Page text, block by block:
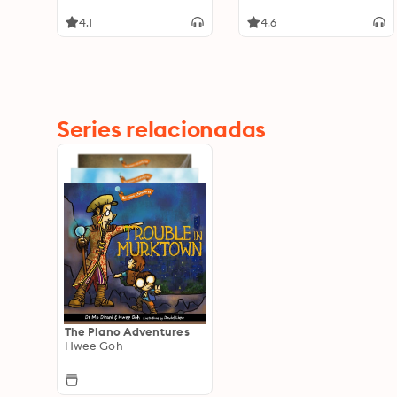
4.1 4.6
Series relacionadas
The Plano Adventures
Hwee Goh